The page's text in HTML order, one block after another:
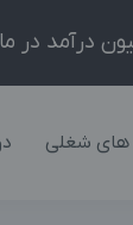
شغلی